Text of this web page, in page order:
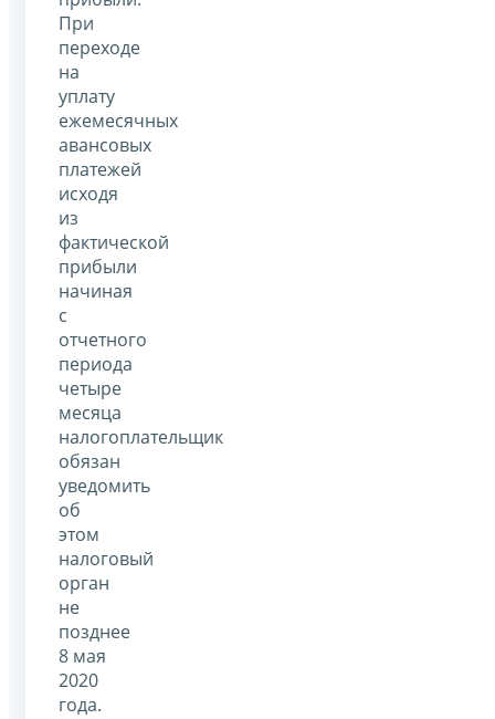
При
переходе
на
уплату
ежемесячных
авансовых
платежей
исходя
из
фактической
прибыли
начиная
с
отчетного
периода
четыре
месяца
налогоплательщик
обязан
уведомить
об
этом
налоговый
орган
не
позднее
8 мая
2020
года.